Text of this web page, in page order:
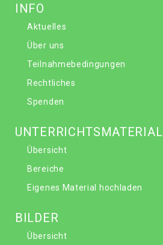
INFO
Aktuelles
Über uns
Teilnahmebedingungen
Rechtliches
Spenden
UNTERRICHTSMATERIAL
Übersicht
Bereiche
Eigenes Material hochladen
BILDER
Übersicht